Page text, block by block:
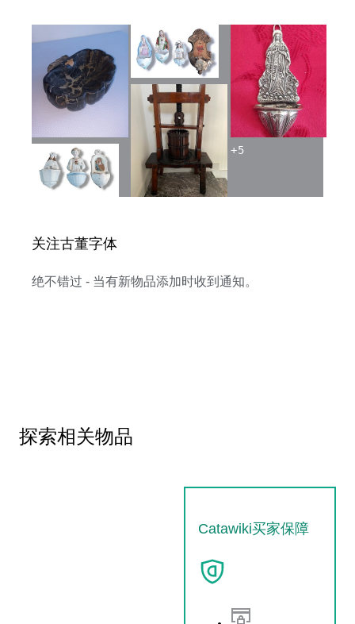
关注古董字体
绝不错过 - 当有新物品添加时收到通知。
+5
探索相关物品
Catawiki买家保障